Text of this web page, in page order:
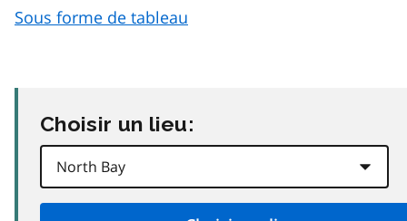
Sous forme de tableau
Choisir un lieu: